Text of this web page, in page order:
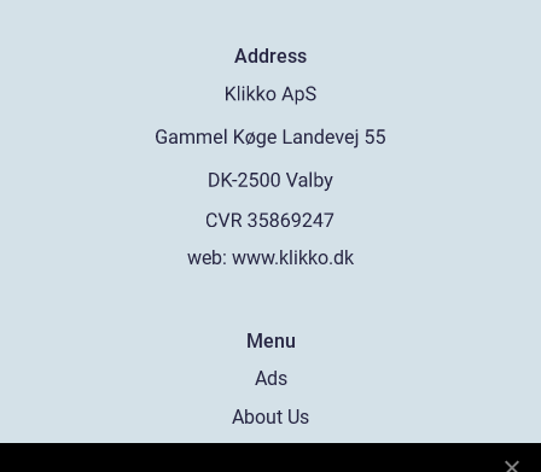
Address
web: www.klikko.dk
Menu
Ads
About Us